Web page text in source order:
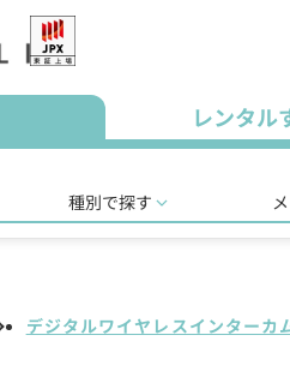
レンタル
種別で探す
デジタルワイヤレスインターカ